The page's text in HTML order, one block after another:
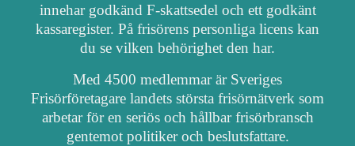
innehar godkänd F-skattsedel och ett godkänt
kassaregister. På frisörens personliga licens kan
du se vilken behörighet den har.
Med 4500 medlemmar är Sveriges
Frisörföretagare landets största frisörnätverk som
arbetar för en seriös och hållbar frisörbransch
gentemot politiker och beslutsfattare.